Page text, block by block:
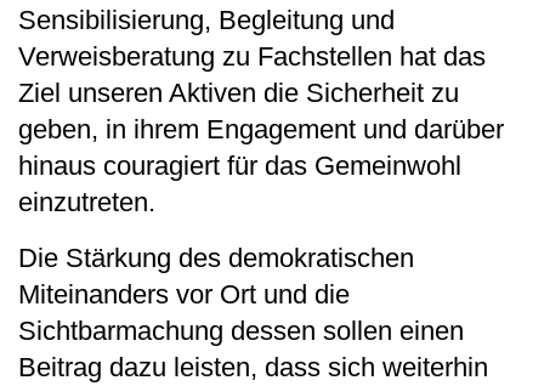
Sensibilisierung, Begleitung und
Verweisberatung zu Fachstellen hat das
Ziel unseren Aktiven die Sicherheit zu
geben, in ihrem Engagement und darüber
hinaus couragiert für das Gemeinwohl
einzutreten.
Die Stärkung des demokratischen
Miteinanders vor Ort und die
Sichtbarmachung dessen sollen einen
Beitrag dazu leisten, dass sich weiterhin